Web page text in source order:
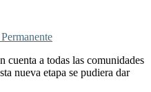
cuenta a todas las comunidades
nueva etapa se pudiera dar